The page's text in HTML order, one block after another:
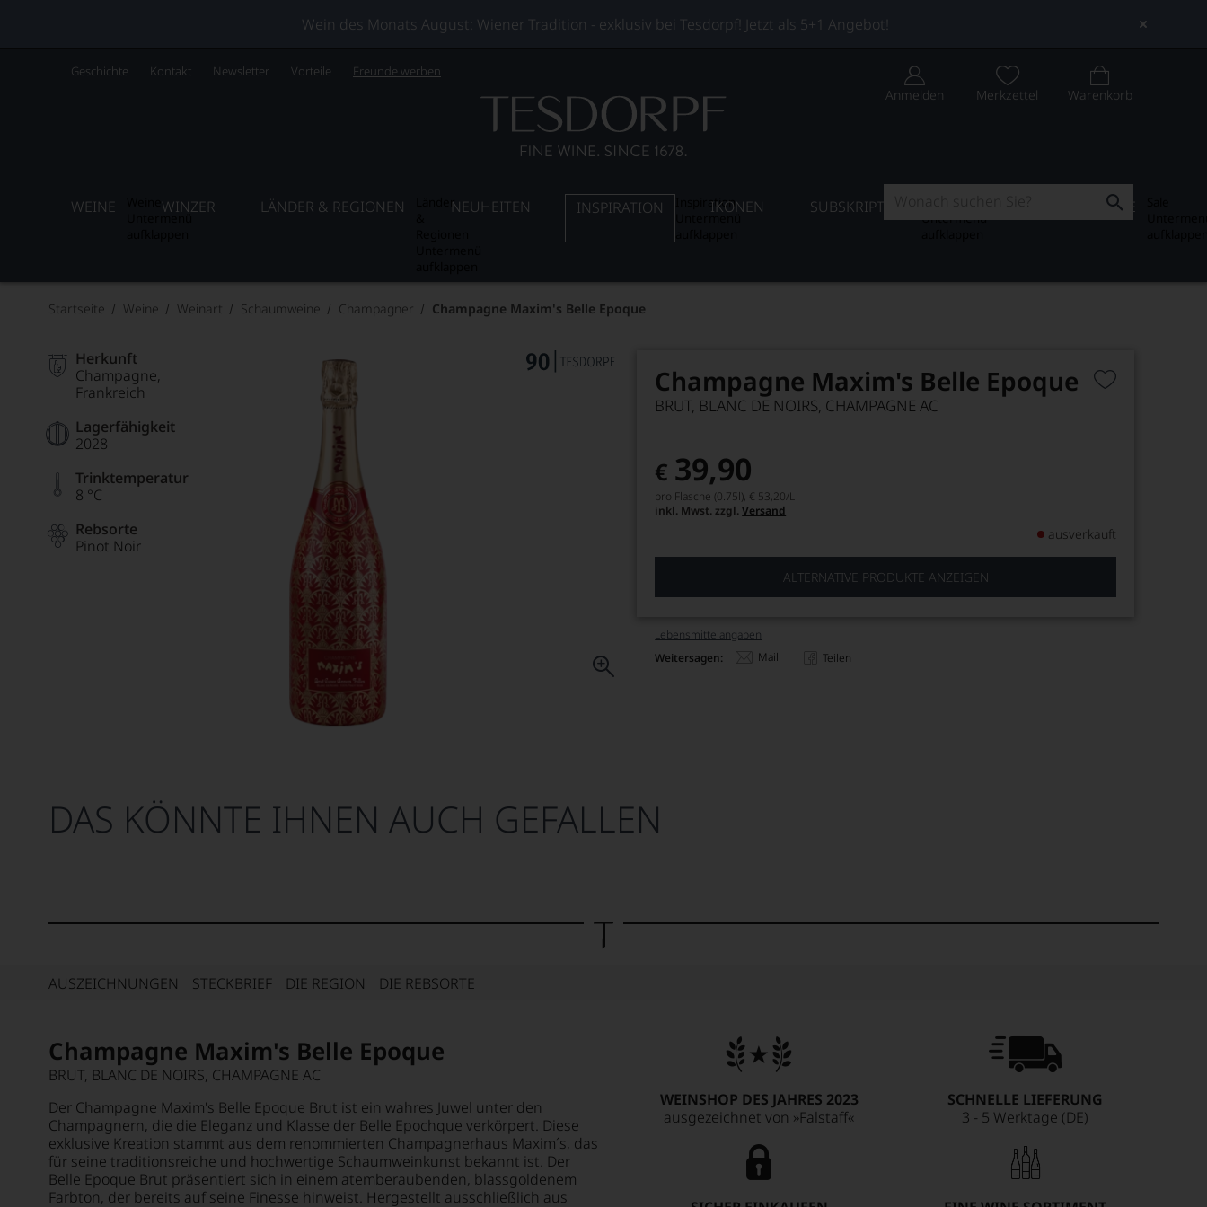
Wein des Monats August: Wiener Tradition - exklusiv bei Tesdorpf! Jetzt als 5+1 Angebot!
Geschichte Kontakt Newsletter Vorteile Freunde werben
Anmelden Merkzettel Warenkorb
WEINE WINZER LÄNDER & REGIONEN
LänderNEUHEITEN INSPIRATION
InspirationIKONEN SUBSKRIPTION
Untermenü
SALE
Startseite Weine Weinart Schaumweine Champagner Champagne Maxim's Belle Epoque
Herkunft
Champagne
Frankreich
Lagerfähigkeit
2028
Trinktemperatur
8 °C
Rebsorte
Pinot Noir
Champagne Maxim's Belle Epoque
BRUT, BLANC DE NOIRS, CHAMPAGNE AC
€ 39,90
pro Flasche (0.75l), € 53,20/L
inkl. Mwst. zzgl.Versand
ausverkauft
ALTERNATIVE PRODUKTE ANZEIGEN
Lebensmittel­angaben
Weitersagen:
Mail Teilen
DAS KÖNNTE IHNEN AUCH GEFALLEN
AUSZEICHNUNGEN STECKBRIEF DIE REGION DIE REBSORTE
Champagne Maxim's Belle Epoque
BRUT, BLANC DE NOIRS, CHAMPAGNE AC
Der Champagne Maxim's Belle Epoque Brut ist ein wahres Juwel unter den
Champagnern, die die Eleganz und Klasse der Belle Epochque verkörpert. Diese
exklusive Kreation stammt aus dem renommierten Champagnerhaus Maxim´s, das
für seine traditionsreiche und hochwertige Schaumweinkunst bekannt ist. Der
Belle Epoque Brut präsentiert sich in einem atemberaubenden, blassgoldenem
Farbton, der bereits auf seine Finesse hinweist. Hergestellt ausschließlich aus
WEINSHOP DES JAHRES 2023
ausgezeichnet von »Falstaff«
SCHNELLE LIEFERUNG
3 - 5 Werktage (DE)